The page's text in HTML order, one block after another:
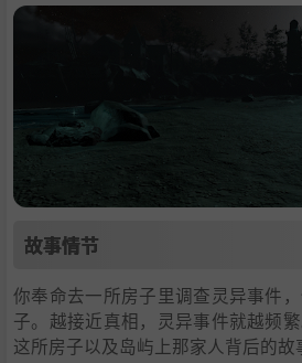
故事情节
你奉命去一所房子里调查灵异事件
子。越接近真相，灵异事件就越频
这所房子以及岛屿上那家人背后的